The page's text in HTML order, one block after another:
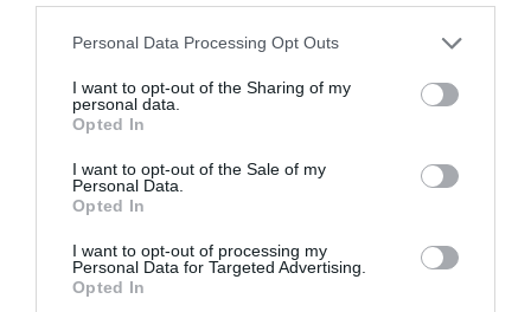
Personal Data Processing Opt Outs
I want to opt-out of the Sharing of my
personal data.
Opted In
I want to opt-out of the Sale of my
Personal Data.
Opted In
I want to opt-out of processing my
Personal Data for Targeted Advertising.
Opted In
LAISSER UN COMMENTAIRE
FAIRE UN DON
Appel aux lecteurs !
Soutenez Air Journal participez